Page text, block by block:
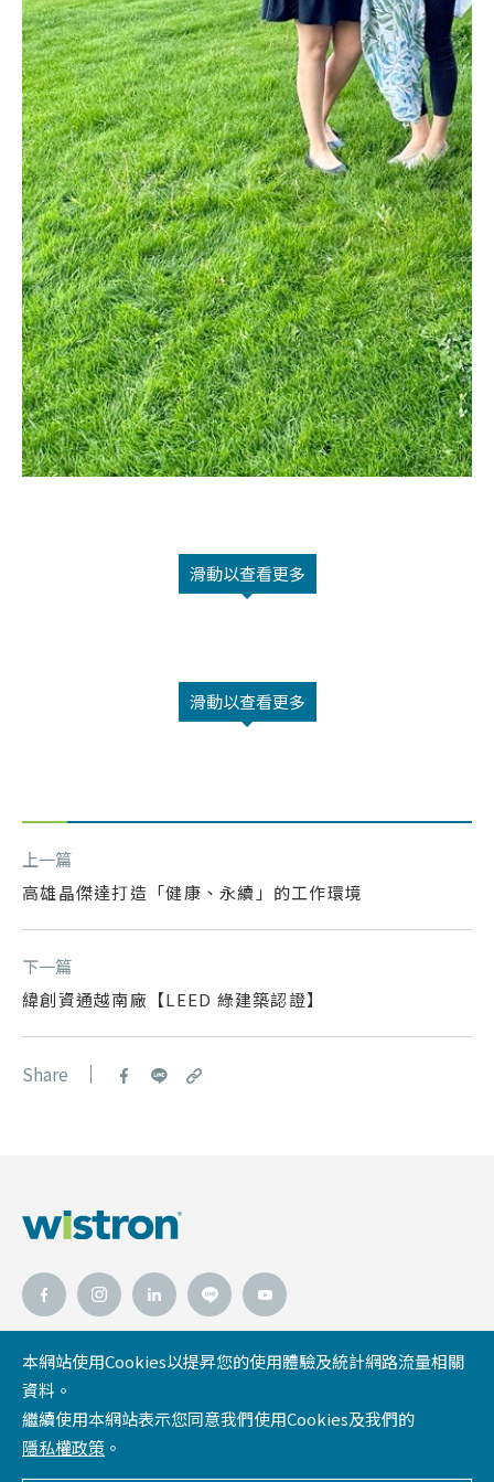
本網站使用Cookies以提昇您的使用體驗及統計網路流量相關
資料。
繼續使用本網站表示您同意我們使用Cookies及我們的
隱私權政策 。
上一篇
高雄晶傑達打造「健康、永續」的工作環境
下一篇
緯創資通越南廠【LEED 綠建築認證】
Share
滑動以查看更多
滑動以查看更多
緯創資通官網
網站導覽